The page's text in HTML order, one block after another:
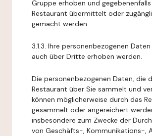
Gruppe erhoben und
Restaurant übermittelt oder
gemacht werden.
3.1.3. Ihre personenbezogenen
auch über Dritte erhoben werden.
Die personenbezogenen Daten, die
Restaurant über Sie sammelt und
können möglicherweise durch das
gesammelt oder angereichert
insbesondere zum Zwecke der
von Geschäfts-, Kommunikations-,